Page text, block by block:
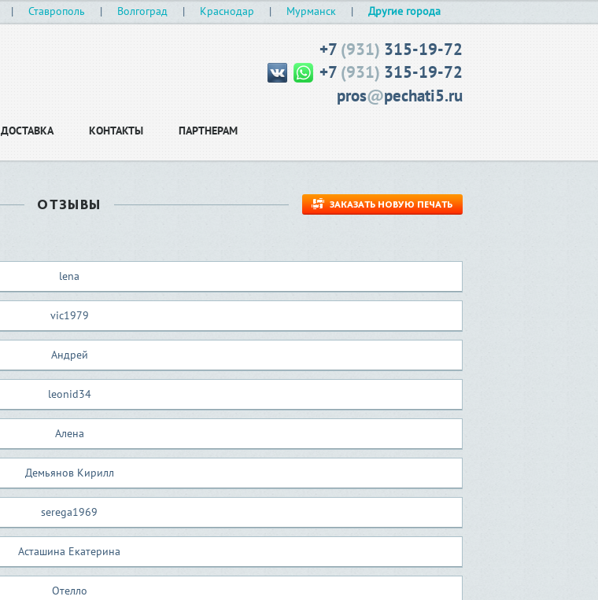
| Ставрополь | Волгоград | Краснодар | Мурманск | Другие города
ДОСТАВКА КОНТАКТЫ ПАРТНЕРАМ
+7 (931) 315-19-72
+7 (931) 315-19-72
pros@pechati5.ru
ОТЗЫВЫ ЗАКАЗАТЬ НОВУЮ ПЕЧАТЬ
lena
vic1979
Андрей
leonid34
Алена
Демьянов Кирилл
serega1969
Асташина Екатерина
Отелло